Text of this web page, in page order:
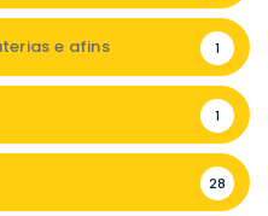
e afins 1
1
28